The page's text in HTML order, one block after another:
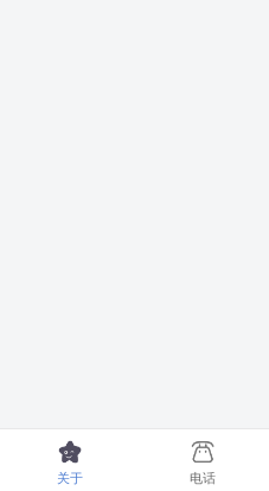
关于 电话